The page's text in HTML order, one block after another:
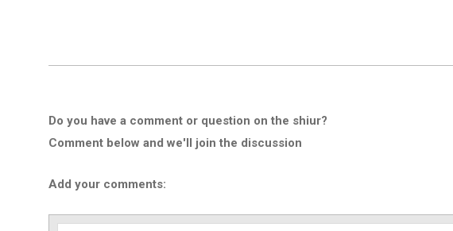
Do you have a comment or question on the shiur?
Comment below and we'll join the discussion
Add your comments: